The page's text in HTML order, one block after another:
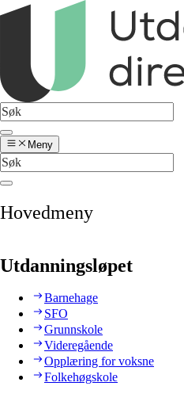
Meny
Hovedmeny
Utdanningsløpet
Barnehage
SFO
Grunnskole
Videregående
Opplæring for voksne
Folkehøgskole